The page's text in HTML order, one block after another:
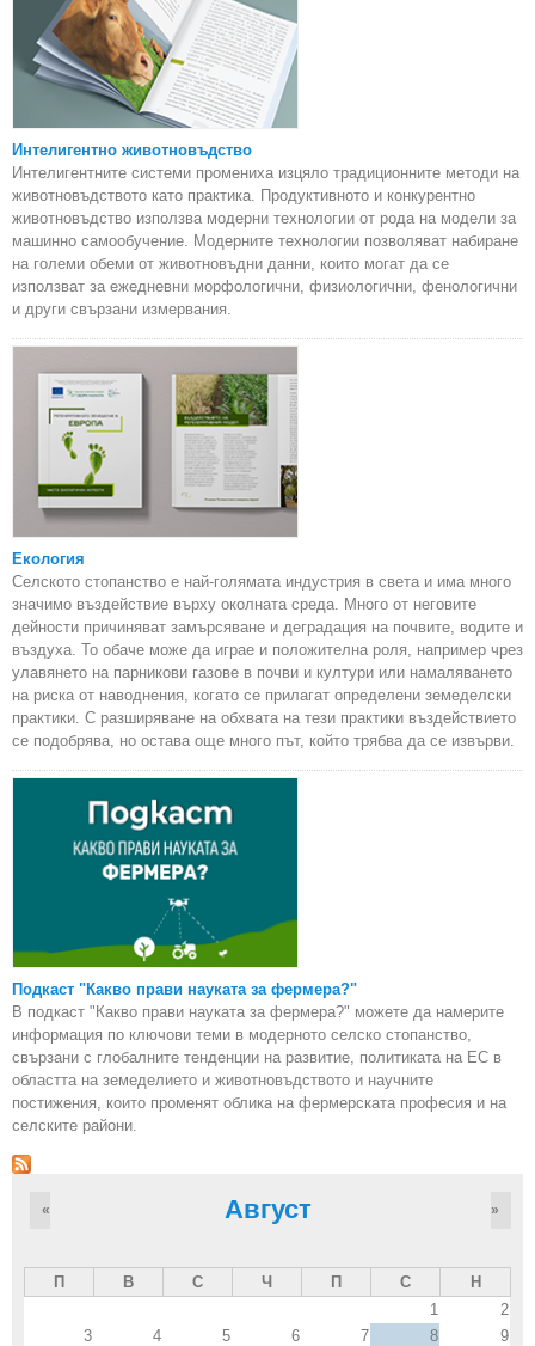
Интелигентно животновъдство
Интелигентните системи промениха изцяло традиционните методи на
животновъдството като практика. Продуктивното и конкурентно
животновъдство използва модерни технологии от рода на модели за
машинно самообучение. Модерните технологии позволяват набиране
на големи обеми от животновъдни данни, които могат да се
използват за ежедневни морфологични, физиологични, фенологични
и други свързани измервания.
Екология
Селското стопанство е най-голямата индустрия в света и има много
значимо въздействие върху околната среда. Много от неговите
дейности причиняват замърсяване и деградация на почвите, водите и
въздуха. То обаче може да играе и положителна роля, например чрез
улавянето на парникови газове в почви и култури или намаляването
на риска от наводнения, когато се прилагат определени земеделски
практики. С разширяване на обхвата на тези практики въздействието
се подобрява, но остава още много път, който трябва да се извърви.
Подкаст "Какво прави науката за фермера?"
В подкаст "Какво прави науката за фермера?" можете да намерите
информация по ключови теми в модерното селско стопанство,
свързани с глобалните тенденции на развитие, политиката на ЕС в
областта на земеделието и животновъдството и научните
постижения, които променят облика на фермерската професия и на
селските райони.
Август
« »
П В С Ч П С
Н
1
2
3
4 5 6 7 8
9